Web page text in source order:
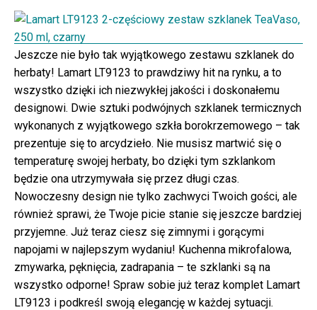
Jeszcze nie było tak wyjątkowego zestawu szklanek do
herbaty! Lamart LT9123 to prawdziwy hit na rynku, a to
wszystko dzięki ich niezwykłej jakości i doskonałemu
designowi. Dwie sztuki podwójnych szklanek termicznych
wykonanych z wyjątkowego szkła borokrzemowego – tak
prezentuje się to arcydzieło. Nie musisz martwić się o
temperaturę swojej herbaty, bo dzięki tym szklankom
będzie ona utrzymywała się przez długi czas.
Nowoczesny design nie tylko zachwyci Twoich gości, ale
również sprawi, że Twoje picie stanie się jeszcze bardziej
przyjemne. Już teraz ciesz się zimnymi i gorącymi
napojami w najlepszym wydaniu! Kuchenna mikrofalowa,
zmywarka, pęknięcia, zadrapania – te szklanki są na
wszystko odporne! Spraw sobie już teraz komplet Lamart
LT9123 i podkreśl swoją elegancję w każdej sytuacji.